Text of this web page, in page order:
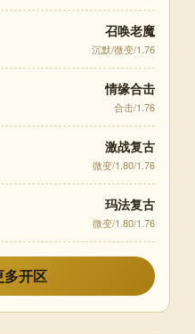
召唤老魔
沉默/微变/1.76
情缘合击
合击/1.76
激战复古
微变/1.80/1.76
玛法复古
微变/1.80/1.76
多开区